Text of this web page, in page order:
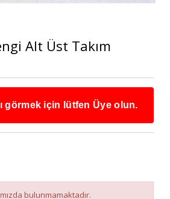
Alt Üst Takım
görmek için lütfen Üye olun.
bulunmamaktadır.